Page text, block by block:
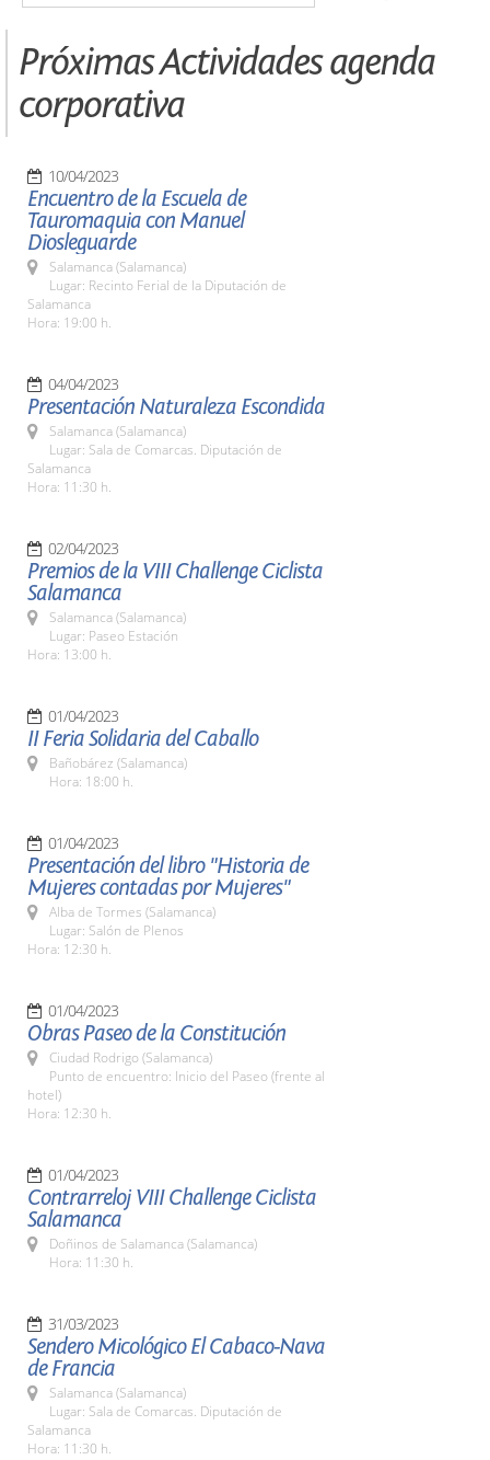
Próximas Actividades agenda
corporativa
10/04/2023
Encuentro de la Escuela de
Tauromaquia con Manuel
Diosleguarde
Salamanca (Salamanca)
Lugar: Recinto Ferial de la Diputación de
Salamanca
Hora: 19:00 h.
04/04/2023
Presentación Naturaleza Escondida
Salamanca (Salamanca)
Lugar: Sala de Comarcas. Diputación de
Salamanca
Hora: 11:30 h.
02/04/2023
Premios de la VIII Challenge Ciclista
Salamanca
Salamanca (Salamanca)
Lugar: Paseo Estación
Hora: 13:00 h.
01/04/2023
II Feria Solidaria del Caballo
Bañobárez (Salamanca)
Hora: 18:00 h.
01/04/2023
Presentación del libro "Historia de
Mujeres contadas por Mujeres"
Alba de Tormes (Salamanca)
Lugar: Salón de Plenos
Hora: 12:30 h.
01/04/2023
Obras Paseo de la Constitución
Ciudad Rodrigo (Salamanca)
Punto de encuentro: Inicio del Paseo (frente al
hotel)
Hora: 12:30 h.
01/04/2023
Contrarreloj VIII Challenge Ciclista
Salamanca
Doñinos de Salamanca (Salamanca)
Hora: 11:30 h.
31/03/2023
Sendero Micológico El Cabaco-Nava
de Francia
Salamanca (Salamanca)
Lugar: Sala de Comarcas. Diputación de
Salamanca
Hora: 11:30 h.